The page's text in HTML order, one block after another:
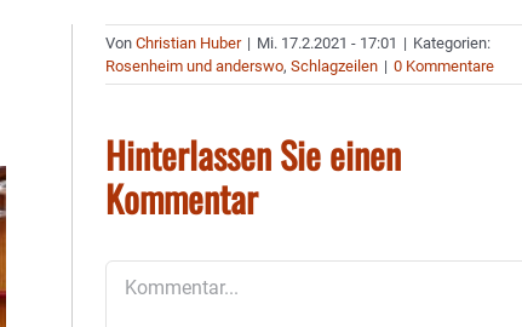
VonChristian Huber | Mi. 17.2.2021 - 17:01 | Kategorien:
Rosenheim und anderswo,Schlagzeilen | 0 Kommentare
Hinterlassen Sie einen
Kommentar